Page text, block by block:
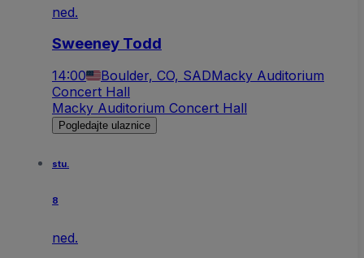
ned.
Sweeney Todd
14:00 Boulder, CO, SADMacky Auditorium
Concert Hall
Macky Auditorium Concert Hall
Pogledajte ulaznice
stu.
8
ned.